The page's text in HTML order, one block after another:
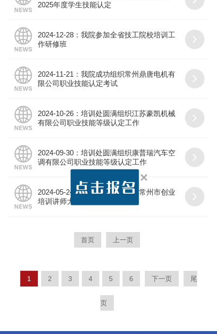
2025年度学生技能认定
2024-12-28：我院参加全省技工院校培训工
作研修班
2024-11-21：我院成功组织常州鼎唐电机有
限公司职业技能认定考试
2024-10-26：培训处圆满组织江苏豪凯机械
有限公司职业技能等级认定工作
2024-09-30：培训处圆满组织康普瑞汽车空
调有限公司职业技能等级认定工作
2024-05-24：喜报！我院教师在常州市创业
培训讲师大赛中荣获三等奖！
首页 上一页
1 2 3 4 5 6 下一页 尾
页
×